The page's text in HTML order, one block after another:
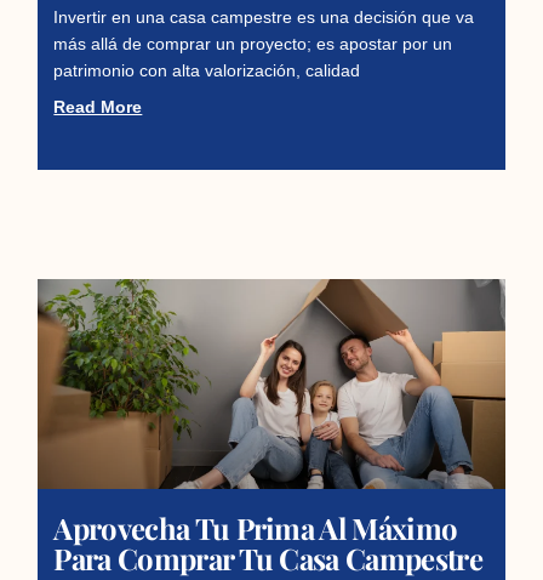
Invertir en una casa campestre es una decisión que va
más allá de comprar un proyecto; es apostar por un
patrimonio con alta valorización, calidad
Read More
Aprovecha Tu Prima Al Máximo
Para Comprar Tu Casa Campestre